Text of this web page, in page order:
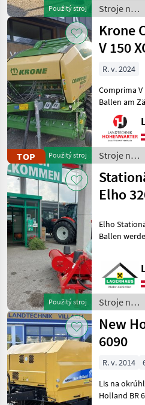
Použitý stroj
Stroje na
zber
krmív /
Vicon
TOP Použitý stroj
Krone
V 150
R. v. 2024
Comprima V
Ballen am
*Gelenkwelle
mit 2-Leiter
Stroje na
zber
krmív /
Krone
Použitý stroj
Elho
Elho
Ballen
1xDW
erforderlich
Stroje na
zber
krmív /
Elho
New
6090
R. v. 2014
Lis na
Holland BR